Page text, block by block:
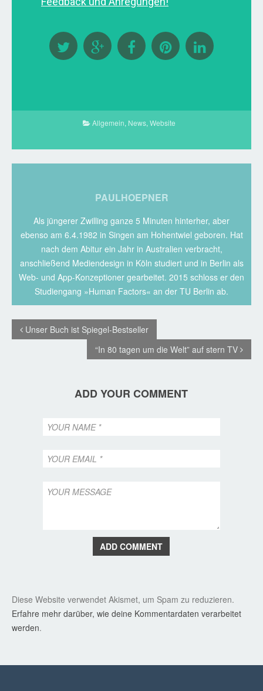
Allgemein, News, Website
PAULHOEPNER
Als jüngerer Zwilling ganze 5 Minuten hinterher, aber
ebenso am 6.4.1982 in Singen am Hohentwiel geboren. Hat
nach dem Abitur ein Jahr in Australien verbracht,
anschließend Mediendesign in Köln studiert und in Berlin als
Web- und App-Konzeptioner gearbeitet. 2015 schloss er den
Studiengang »Human Factors« an der TU Berlin ab.
Unser Buch ist Spiegel-Bestseller
“In 80 tagen um die Welt” auf stern TV
ADD YOUR COMMENT
ADD COMMENT
Diese Website verwendet Akismet, um Spam zu reduzieren.
Erfahre mehr darüber, wie deine Kommentardaten verarbeitet
werden.